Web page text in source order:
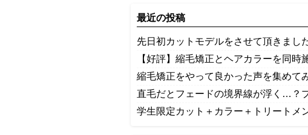
最近の投稿
先日初カットモデルをさせて頂きまし
【好評】縮毛矯正とヘアカラーを同時
縮毛矯正をやって良かった声を集めて
直毛だとフェードの境界線が浮く…？
学生限定カット＋カラー＋トリートメ